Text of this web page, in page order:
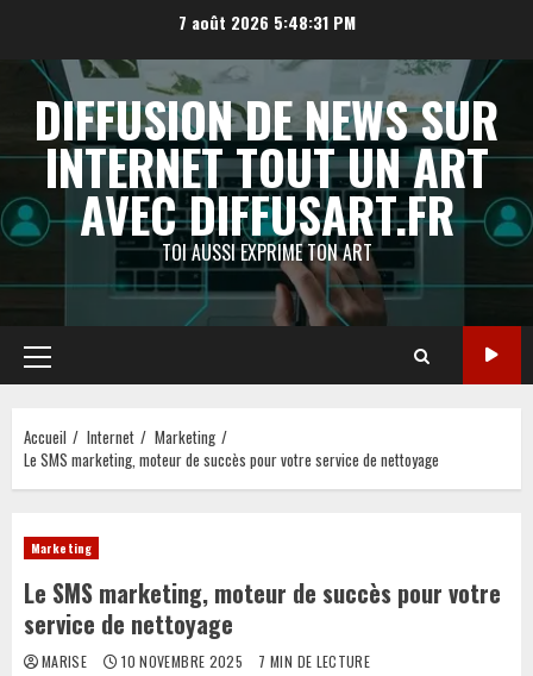
contenu
7 août 2026 5:48:32 PM
DIFFUSION DE NEWS SUR
INTERNET TOUT UN ART
AVEC DIFFUSART.FR
TOI AUSSI EXPRIME TON ART
Menu
principal
Accueil Internet
Marketing
Le SMS marketing, moteur de succès pour votre service de nettoyage
Marketing
Le SMS marketing, moteur de succès pour votre
service de nettoyage
MARISE 10 NOVEMBRE 2025 7 MIN DE LECTURE